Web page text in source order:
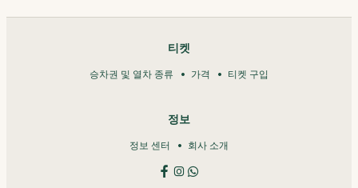
티켓
승차권 및 열차 종류 가격 티켓 구입
정보
정보 센터 회사 소개